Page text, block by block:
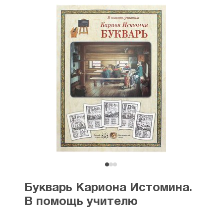
Букварь Кариона Истомина.
В помощь учителю